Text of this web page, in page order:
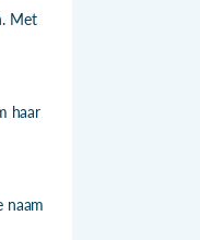
Met
haar
naam